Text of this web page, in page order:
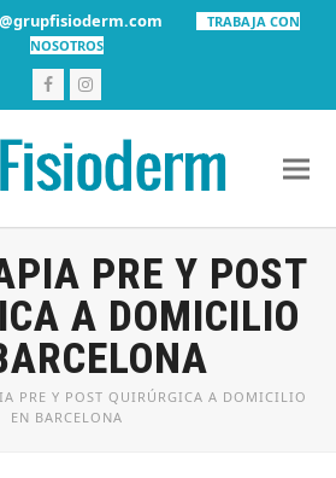
TRABAJA CON
NOSOTROS
FacebookInstagram
PRE Y POST
A DOMICILIO
PRE Y POST QUIRÚRGICA A DOMICILIO
EN BARCELONA